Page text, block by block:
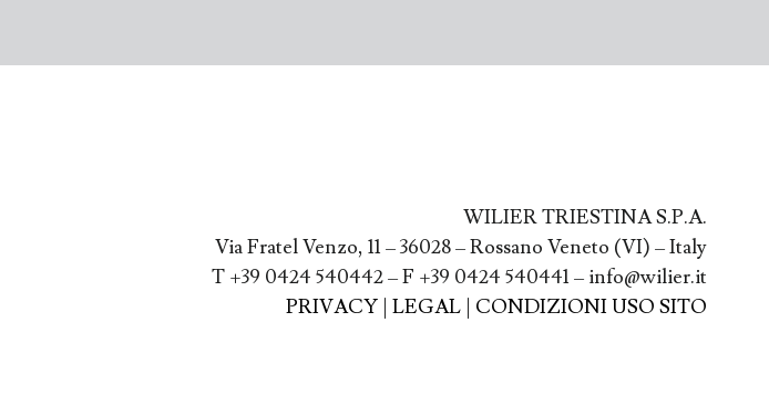
WILIER TRIESTINA S.P.A.
Via Fratel Venzo, 11 – 36028 – Rossano Veneto (VI) – Italy
T +39 0424 540442 – F +39 0424 540441 – info@wilier.it
PRIVACY| LEGAL| CONDIZIONI USO SITO